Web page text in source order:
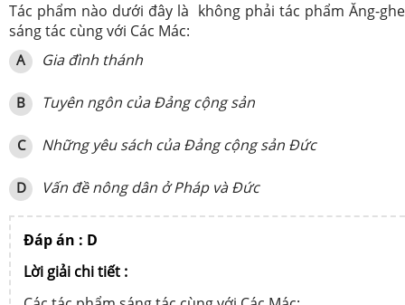
Tác phẩm nào dưới đây là không phải tác phẩm Ăng-
sáng tác cùng với Các Mác:
A Gia đình thánh
B Tuyên ngôn của Đảng cộng sản
C Những yêu sách của Đảng cộng sản Đức
D Vấn đề nông dân ở Pháp và Đức
Đáp án : D
Lời giải chi tiết :